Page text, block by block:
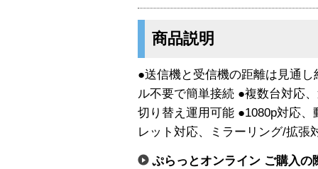
商品説明
●送信機と受信機の距離は見通
ル不要で簡単接続 ●複数台対応
切り替え運用可能 ●1080p対応
レット対応、ミラーリング/拡張
ぷらっとオンライン ご購入の